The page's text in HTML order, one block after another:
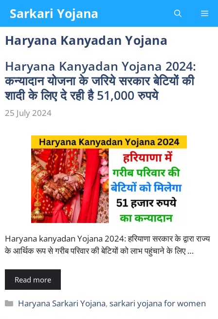
content
Sarkari Yojana
Haryana Kanyadan Yojana
Haryana Kanyadan Yojana 2024:
कन्यादान योजना के जरिये सरकार बेटियों की
शादी के लिए दे रही है 51,000 रुपये
25 July 2024
Haryana kanyadan Yojana 2024: हरियाणा सरकार के द्वारा राज्य
के आर्थिक रूप से गरीब परिवार की बेटियों को लाभ पहुंचाने के लिए …
Read more
Categories
Haryana Sarkari Yojana,sarkari yojana for women